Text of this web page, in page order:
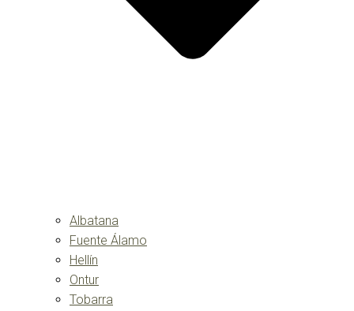
Albatana
Fuente Álamo
Hellín
Ontur
Tobarra